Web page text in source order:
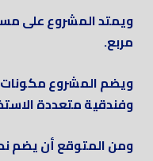
مربع.
ويضم المشروع
وفندقية متعددة
ومن المتوقع أن يضم نحو 1800 وحدة